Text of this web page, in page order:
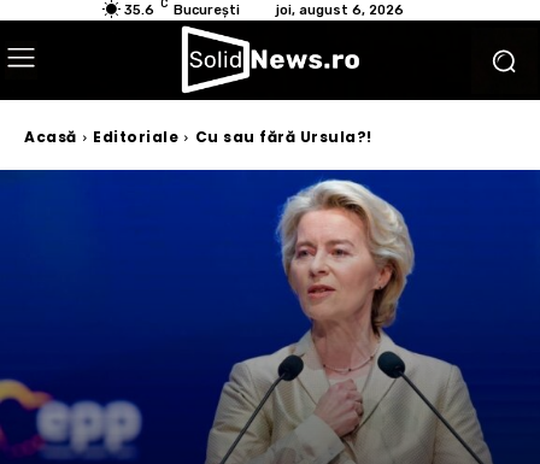
35.6 C București joi, august 6, 2026
Acasă Editoriale Cu sau fără Ursula?!